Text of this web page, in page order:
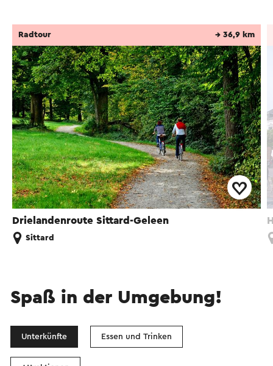
Drielandenroute Sittard-Geleen
Radtour → 36,9 km
Sittard
Spaß in der Umgebung!
Unterkünfte Essen und Trinken